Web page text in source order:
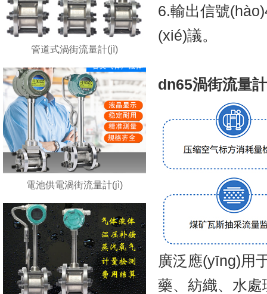
管道式渦街流量計(jì)
電池供電渦街流量計(jì)
6.輸出信號
(xié)議。
dn65渦街流量
廣泛應(yīng)用于
藥、紡織、水處